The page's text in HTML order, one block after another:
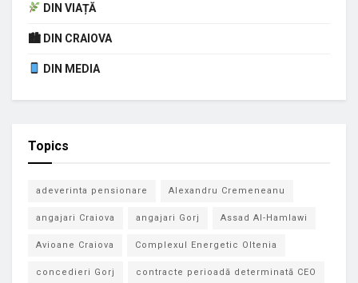
DIN VIAȚĂ
🏙 DIN CRAIOVA
DIN MEDIA
Topics
adeverinta pensionare Alexandru Cremeneanu
angajari Craiova angajari Gorj Assad Al-Hamlawi
Avioane Craiova Complexul Energetic Oltenia
concedieri Gorj contracte perioadă determinată CEO